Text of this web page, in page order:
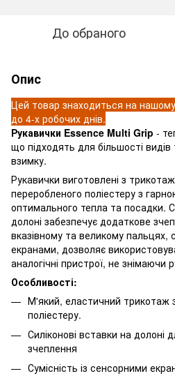
До обраного
Опис
Цей товар знаходиться на
до 4-х робочих днів.
Рукавички Essence Multi Grip -
що підходять для більшості
взимку.
Рукавички виготовлені з
переробленого поліестеру з
оптимального тепла та посадки.
долоні забезпечує додаткове
вказівному та великому пальцях,
екранами, дозволяє
аналогічні пристрої, не знімаючи
Особливості:
М'який, еластичний трикотаж
поліестеру.
Силіконові вставки на долоні
зчеплення
Сумісність із сенсорними